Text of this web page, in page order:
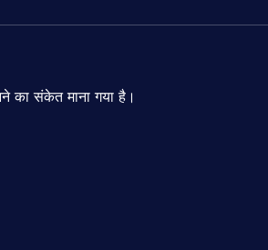
का संकेत माना गया है।